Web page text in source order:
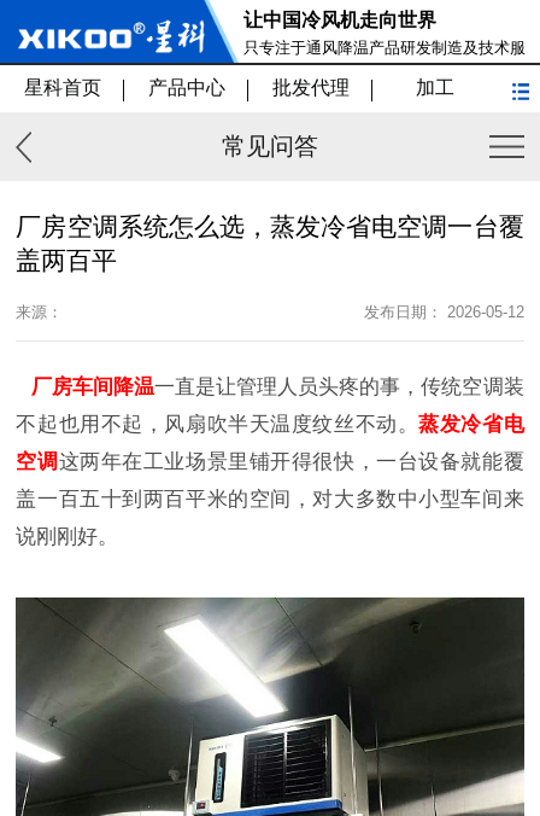
让中国冷风机走向世界
只专注于通风降温产品研发制造及技术服
务
星科首页 产品中心 批发代理 加工
常见问答
厂房空调系统怎么选，蒸发冷省电空调一台覆
盖两百平
来源： 发布日期： 2026-05-12
厂房车间降温一直是让管理人员头疼的事，传统空调装
不起也用不起，风扇吹半天温度纹丝不动。蒸发冷省电
空调这两年在工业场景里铺开得很快，一台设备就能覆
盖一百五十到两百平米的空间，对大多数中小型车间来
说刚刚好。